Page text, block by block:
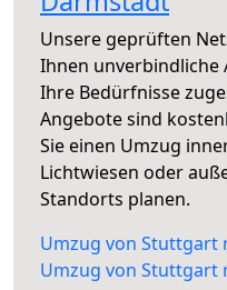
Unsere geprüften
Ihnen unverbindliche
Ihre Bedürfnisse
Angebote sind
Sie einen Umzug
Lichtwiesen oder
Standorts planen.
Umzug von Stuttgart
Umzug von Stuttgart